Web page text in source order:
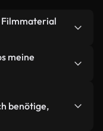
Filmmaterial
Videos.
sodass Sie
meine
Versionen
Formate,
entwickelt
benötige,